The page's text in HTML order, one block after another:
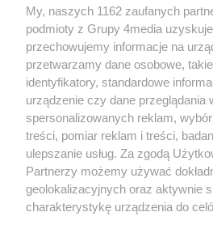
Redakcja Reklama
the:protocol
My, naszych 1162 zaufanych
podmioty z Grupy 4media
przechowujemy informacje na
przetwarzamy dane osobowe,
identyfikatory, standardowe
urządzenie czy dane przeglądania
spersonalizowanych reklam,
treści, pomiar reklam i treści,
ulepszanie usług. Za zgodą
Partnerzy możemy używać
geolokalizacyjnych oraz aktywnie
charakterystykę urządzenia do